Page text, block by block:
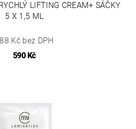
LIFTING CREAM+ SÁČKY
5 X 1,5 ML
Kč bez DPH
590 Kč